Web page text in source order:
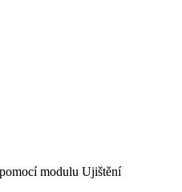
modulu Ujištění